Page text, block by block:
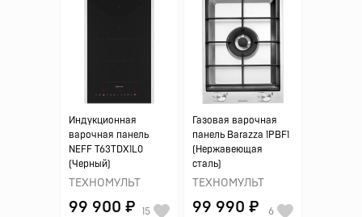
Индукционная
варочная панель
NEFF T63TDX1L0
(Черный)
ТЕХНОМУЛЬТ
99 900 ₽ 15
Газовая варочная
панель Barazza 1PBF1
(Нержавеющая
сталь)
ТЕХНОМУЛЬТ
99 990 ₽ 6